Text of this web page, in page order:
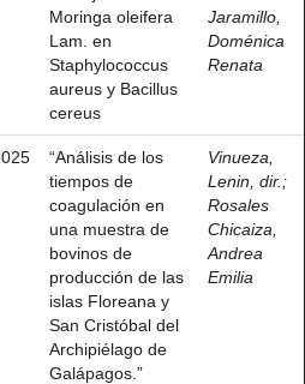
Moringa oleifera
Lam. en
Staphylococcus
aureus y Bacillus
cereus
Jaramillo,
Doménica
Renata
“Análisis de los
tiempos de
coagulación en
una muestra de
bovinos de
producción de las
islas Floreana y
San Cristóbal del
Archipiélago de
Galápagos.”
Vinueza,
Lenin, dir. ;
Rosales
Chicaiza,
Andrea
Emilia